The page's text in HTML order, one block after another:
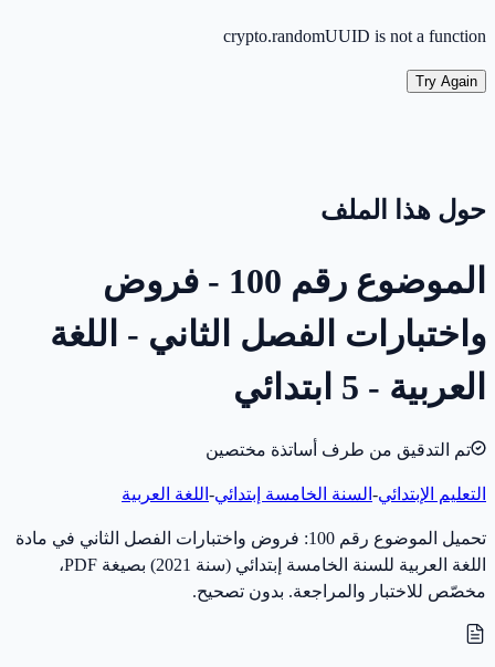
crypto.randomUUID is not a function
Try Again
حول هذا الملف
الموضوع رقم 100 - فروض
واختبارات الفصل الثاني - اللغة
العربية - 5 ابتدائي
تم التدقيق من طرف أساتذة مختصين
التعليم الإبتدائي- السنة الخامسة إبتدائي- اللغة العربية
تحميل الموضوع رقم 100: فروض واختبارات الفصل الثاني في مادة
اللغة العربية للسنة الخامسة إبتدائي (سنة 2021) بصيغة PDF،
مخصّص للاختبار والمراجعة. بدون تصحيح.